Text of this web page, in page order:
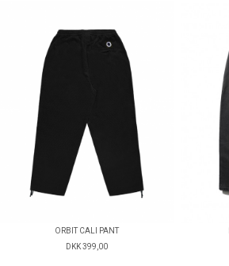
ORBIT CALI PANT
DKK 399,00